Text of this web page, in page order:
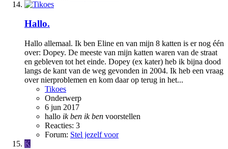
Hallo.
Hallo allemaal. Ik ben Eline en van mijn 8 katten is er nog één
over: Dopey. De meeste van mijn katten waren van de straat
en gebleven tot het einde. Dopey (ex kater) heb ik bijna dood
langs de kant van de weg gevonden in 2004. Ik heb een vraag
over nierproblemen en kom daar op terug in het...
Tikoes
Onderwerp
6 jun 2017
hallo ik ben ik ben voorstellen
Reacties: 3
Forum: Stel jezelf voor
K